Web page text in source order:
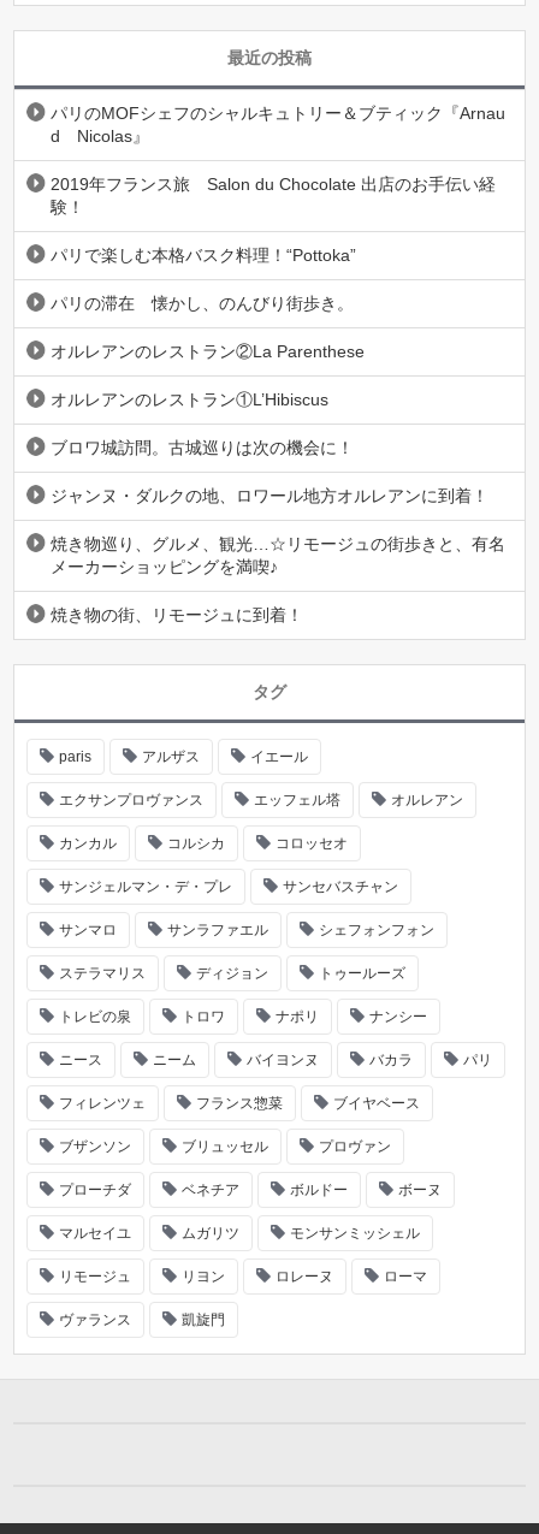
最近の投稿
パリのMOFシェフのシャルキュトリー＆ブティック『Arnau
d Nicolas』
2019年フランス旅 Salon du Chocolate 出店のお手伝い経
験！
パリで楽しむ本格バスク料理！“Pottoka”
パリの滞在 懐かし、のんびり街歩き。
オルレアンのレストラン②La Parenthese
オルレアンのレストラン①L’Hibiscus
ブロワ城訪問。古城巡りは次の機会に！
ジャンヌ・ダルクの地、ロワール地方オルレアンに到着！
焼き物巡り、グルメ、観光…☆リモージュの街歩きと、有名
メーカーショッピングを満喫♪
焼き物の街、リモージュに到着！
タグ
paris アルザス イエール
エクサンプロヴァンス エッフェル塔 オルレアン
カンカル コルシカ コロッセオ
サンジェルマン・デ・プレ サンセバスチャン
サンマロ サンラファエル シェフォンフォン
ステラマリス ディジョン トゥールーズ
トレビの泉 トロワ ナポリ ナンシー
ニース ニーム バイヨンヌ バカラ パリ
フィレンツェ フランス惣菜 ブイヤベース
ブザンソン ブリュッセル プロヴァン
プローチダ ベネチア ボルドー ボーヌ
マルセイユ ムガリツ モンサンミッシェル
リモージュ リヨン ロレーヌ ローマ
ヴァランス 凱旋門